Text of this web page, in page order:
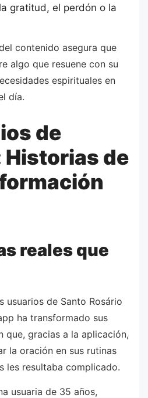
gratitud, el perdón o la
contenido asegura que
algo que resuene con su
espirituales en
día.
de
de
reales que
usuarios de Santo Rosário
ha transformado sus
que, gracias a la aplicación,
la oración en sus rutinas
les resultaba complicado.
usuaria de 35 años,